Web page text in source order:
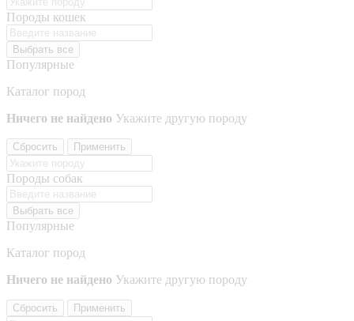
Породы кошек
Выбрать все
Популярные
Каталог пород
Ничего не найдено Укажите другую породу
Сбросить Применить
Породы собак
Выбрать все
Популярные
Каталог пород
Ничего не найдено Укажите другую породу
Сбросить Применить